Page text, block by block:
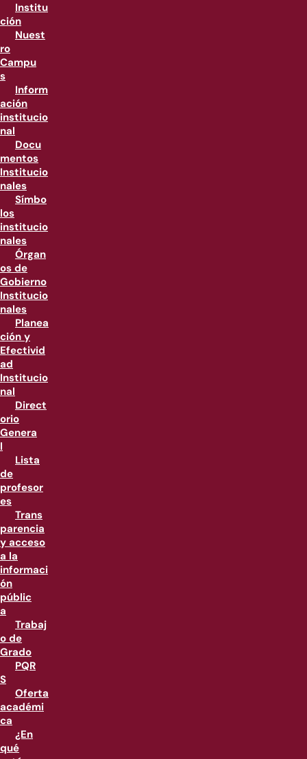
Institu
ción
Nuest
ro
Campu
s
Inform
ación
institucio
nal
Docu
mentos
Institucio
nales
Símbo
los
institucio
nales
Órgan
os de
Gobierno
Institucio
nales
Planea
ción y
Efectivid
ad
Institucio
nal
Direct
orio
Genera
l
Lista
de
profesor
es
Trans
parencia
y acceso
a la
informaci
ón
públic
a
Trabaj
o de
Grado
PQR
S
Oferta
académi
ca
¿En
qué